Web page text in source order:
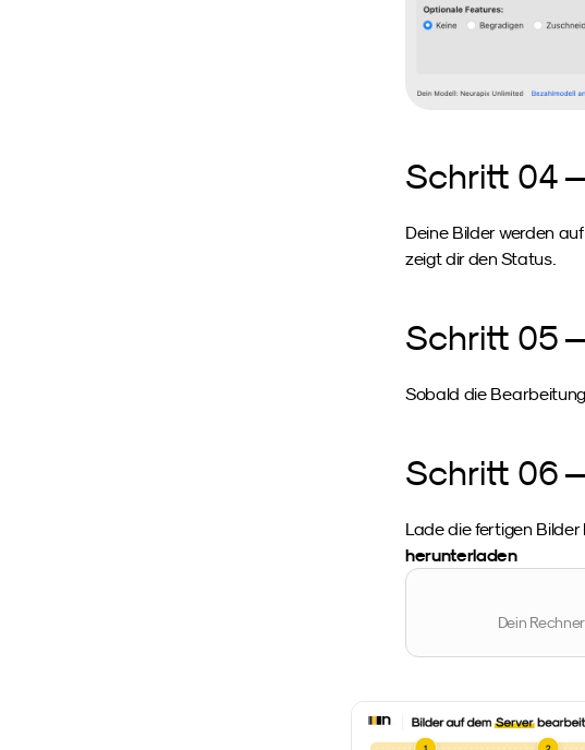
Schritt 04
Deine Bilder werden
zeigt dir den Status.
Schritt 05
Sobald die
Schritt 06
Lade die fertigen
herunterladen
Dein